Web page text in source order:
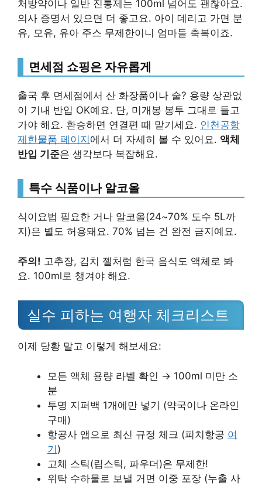
처방약이나 일반 진통제는 100ml 넘어도 괜찮아요.
의사 증명서 있으면 더 좋고요. 아이 데리고 가면 분
유, 모유, 유아 주스 무제한이니 엄마들 축복이죠.
면세점 쇼핑은 자유롭게
출국 후 면세점에서 산 화장품이나 술? 용량 상관없
이 기내 반입 OK예요. 단, 미개봉 봉투 그대로 들고
가야 해요. 환승하면 연결편 때 맡기세요. 인천공항
제한물품 페이지 에서 더 자세히 볼 수 있어요. 액체
반입 기준은 생각보다 복잡해요.
특수 식품이나 알코올
식이요법 필요한 거나 알코올(24~70% 도수 5L까
지)은 별도 허용돼요. 70% 넘는 건 완전 금지예요.
주의! 고추장, 김치 젤처럼 한국 음식도 액체로 봐
요. 100ml로 챙겨야 해요.
실수 피하는 여행자 체크리스트
이제 당황 말고 이렇게 해보세요:
모든 액체 용량 라벨 확인 → 100ml 미만 소
분
투명 지퍼백 1개에만 넣기 (약국이나 온라인
구매)
항공사 앱으로 최신 규정 체크 (피치항공 여
기)
고체 스틱(립스틱, 파우더)은 무제한!
위탁 수하물로 보낼 거면 이중 포장 (누출 사